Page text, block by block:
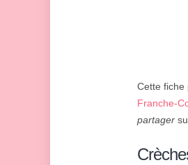
Cette fiche
Franche-
partager